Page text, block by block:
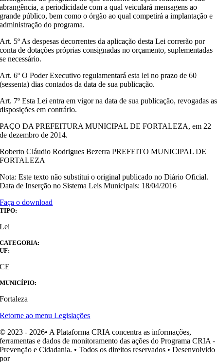
abrangência, a periodicidade com a qual veiculará mensagens ao
grande público, bem como o órgão ao qual competirá a implantação e
administração do programa.
Art. 5º As despesas decorrentes da aplicação desta Lei correrão por
conta de dotações próprias consignadas no orçamento, suplementadas
se necessário.
Art. 6º O Poder Executivo regulamentará esta lei no prazo de 60
(sessenta) dias contados da data de sua publicação.
Art. 7º Esta Lei entra em vigor na data de sua publicação, revogadas as
disposições em contrário.
PAÇO DA PREFEITURA MUNICIPAL DE FORTALEZA, em 22
de dezembro de 2014.
Roberto Cláudio Rodrigues Bezerra PREFEITO MUNICIPAL DE
FORTALEZA
Nota: Este texto não substitui o original publicado no Diário Oficial.
Data de Inserção no Sistema Leis Municipais: 18/04/2016
Faça o download
TIPO:
Lei
CATEGORIA:
UF:
CE
MUNICÍPIO:
Fortaleza
Retorne ao menu Legislações
© 2023 - 2026• A Plataforma CRIA concentra as informações,
ferramentas e dados de monitoramento das ações do Programa CRIA -
Prevenção e Cidadania. • Todos os direitos reservados • Desenvolvido
por